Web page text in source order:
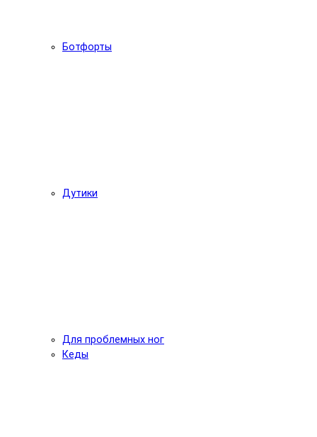
Ботфорты
Дутики
Для проблемных ног
Кеды